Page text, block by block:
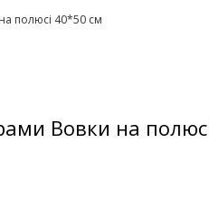
полюсі 40*50 см
Вовки на